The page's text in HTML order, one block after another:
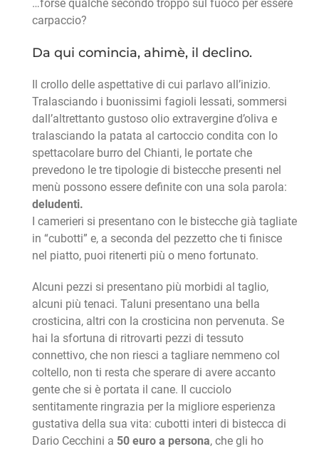
…forse qualche secondo troppo sul fuoco per essere
carpaccio?
Da qui comincia, ahimè, il declino.
Il crollo delle aspettative di cui parlavo all’inizio.
Tralasciando i buonissimi fagioli lessati, sommersi
dall’altrettanto gustoso olio extravergine d’oliva e
tralasciando la patata al cartoccio condita con lo
spettacolare burro del Chianti, le portate che
prevedono le tre tipologie di bistecche presenti nel
menù possono essere definite con una sola parola:
deludenti.
I camerieri si presentano con le bistecche già tagliate
in “cubotti” e, a seconda del pezzetto che ti finisce
nel piatto, puoi ritenerti più o meno fortunato.
Alcuni pezzi si presentano più morbidi al taglio,
alcuni più tenaci. Taluni presentano una bella
crosticina, altri con la crosticina non pervenuta. Se
hai la sfortuna di ritrovarti pezzi di tessuto
connettivo, che non riesci a tagliare nemmeno col
coltello, non ti resta che sperare di avere accanto
gente che si è portata il cane. Il cucciolo
sentitamente ringrazia per la migliore esperienza
gustativa della sua vita: cubotti interi di bistecca di
Dario Cecchini a 50 euro a persona, che gli ho